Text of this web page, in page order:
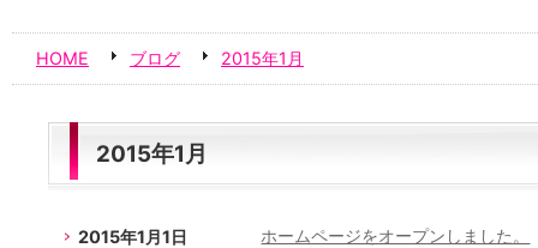
HOME ブログ 2015年1月
2015年1月
2015年1月1日 ホームページをオープンしました。